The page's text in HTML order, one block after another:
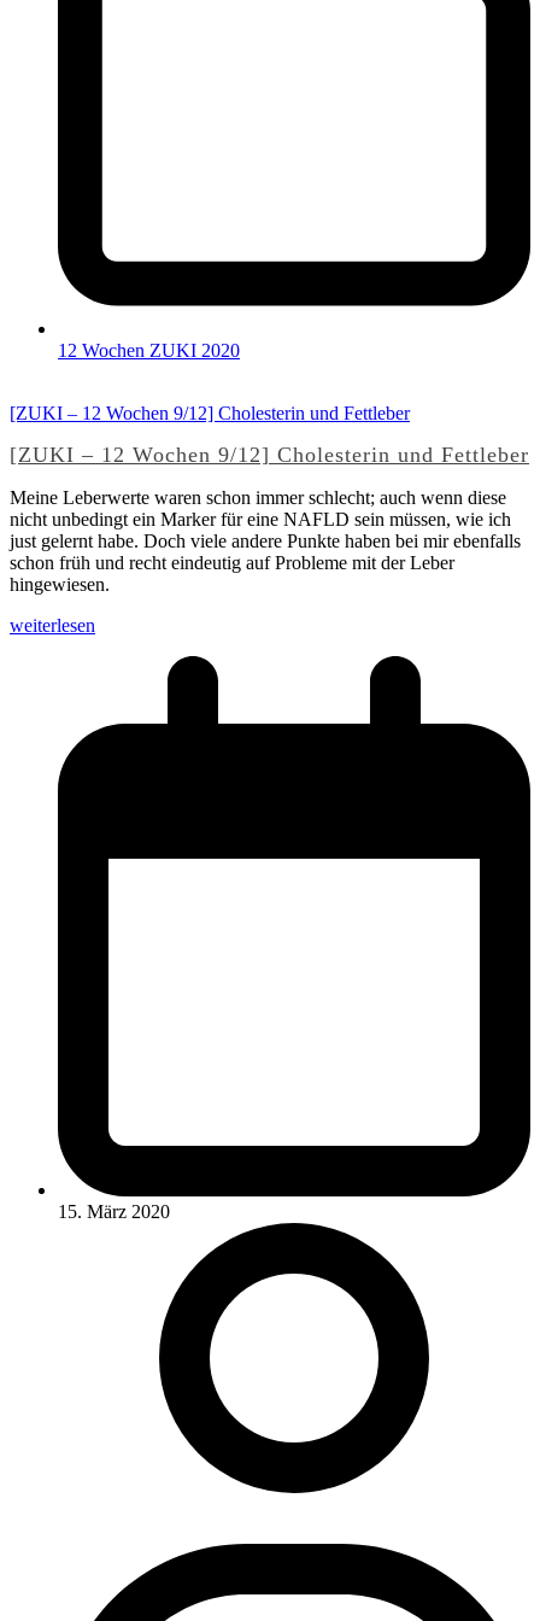
12 Wochen ZUKI 2020
[ZUKI – 12 Wochen 9/12] Cholesterin und Fettleber
[ZUKI – 12 Wochen 9/12] Cholesterin und Fettleber
Meine Leberwerte waren schon immer schlecht; auch wenn diese
nicht unbedingt ein Marker für eine NAFLD sein müssen, wie ich
just gelernt habe. Doch viele andere Punkte haben bei mir ebenfalls
schon früh und recht eindeutig auf Probleme mit der Leber
hingewiesen.
weiterlesen
15. März 2020